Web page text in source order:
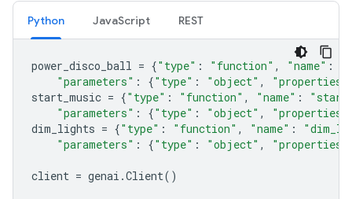
Python JavaScript REST
power_disco_ball = {"type" : "function" , "name" :
"parameters" : {"type" : "object" , "properties"
start_music = {"type" : "function" , "name" :
"parameters" : {"type" : "object" , "properties"
dim_lights = {"type" : "function" , "name" :
"parameters" : {"type" : "object" , "properties"
client = genai .Client()